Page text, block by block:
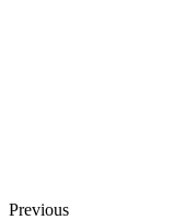
Previous